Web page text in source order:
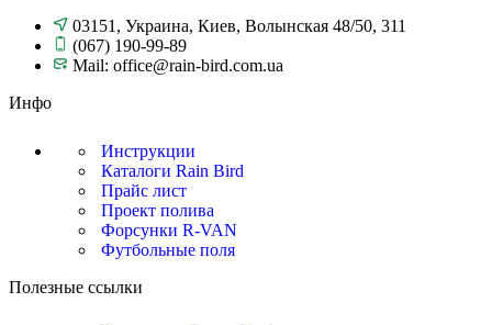
03151, Украина, Киев, Волынская 48/50, 311
(067) 190-99-89
Mail: office@rain-bird.com.ua
Инфо
Инструкции
Каталоги Rain Bird
Прайс лист
Проект полива
Форсунки R-VAN
Футбольные поля
Полезные ссылки